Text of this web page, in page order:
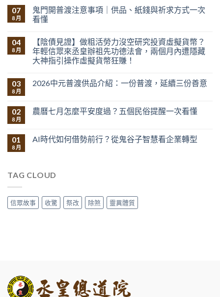
07
8 月
鬼門開普渡注意事項｜供品、紙錢與祈求方式一次
看懂
04
8 月
【陰債見證】做粗活勞力沒空研究投資虛擬貨幣？
年輕信眾來丞皇辦祖先功德法會，兩個月內遭隱藏
大神指引操作虛擬貨幣狂賺！
03
8 月
2026中元普渡供品介紹：一份普渡，延續三份善意
02
8 月
農曆七月怎麼平安度過？五個民俗提醒一次看懂
01
8 月
AI時代如何借勢前行？從鬼谷子智慧看企業轉型
TAG CLOUD
信眾故事 收驚 祭改 除煞 靈異體質